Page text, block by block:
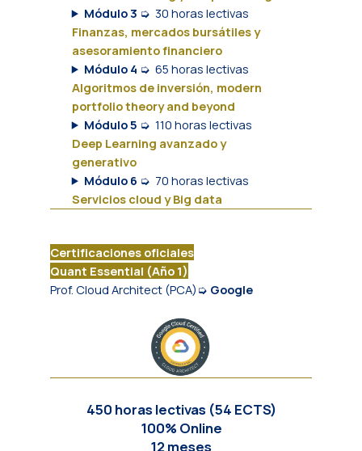
Módulo 3 ➭ 30 horas lectivas
Finanzas, mercados bursátiles y
asesoramiento financiero
Módulo 4 ➭65 horas lectivas
Algoritmos de inversión, modern
portfolio theory and beyond
Módulo 5 ➭110 horas lectivas
Deep Learning avanzado y
generativo
Módulo 6 ➭ 70 horas lectivas
Servicios cloud y Big data
Certificaciones oficiales
Quant Essential (Año 1)
Prof. Cloud Architect (PCA)➭ Google
450 horas lectivas (54 ECTS)
100% Online
12 meses